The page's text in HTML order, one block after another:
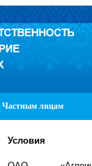
Частным лицам
Условия